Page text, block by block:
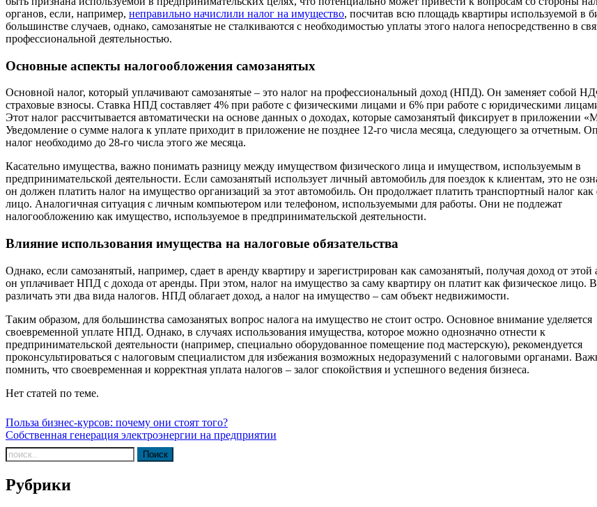
органов, если, например, неправильно начислили налог на имущество, посчитав всю площадь квартиры используемой в
большинстве случаев, однако, самозанятые не сталкиваются с необходимостью уплаты этого налога непосредственно в
профессиональной деятельностью.
Основные аспекты налогообложения самозанятых
Основной налог, который уплачивают самозанятые – это налог на профессиональный доход (НПД). Он заменяет собой
страховые взносы. Ставка НПД составляет 4% при работе с физическими лицами и 6% при работе с юридическими
Этот налог рассчитывается автоматически на основе данных о доходах, которые самозанятый фиксирует в приложении
Уведомление о сумме налога к уплате приходит в приложение не позднее 12-го числа месяца, следующего за отчетным.
налог необходимо до 28-го числа этого же месяца.
Касательно имущества, важно понимать разницу между имуществом физического лица и имуществом, используемым в
предпринимательской деятельности. Если самозанятый использует личный автомобиль для поездок к клиентам, это не
он должен платить налог на имущество организаций за этот автомобиль. Он продолжает платить транспортный налог как
лицо. Аналогичная ситуация с личным компьютером или телефоном, используемыми для работы. Они не подлежат
налогообложению как имущество, используемое в предпринимательской деятельности.
Влияние использования имущества на налоговые обязательства
Однако, если самозанятый, например, сдает в аренду квартиру и зарегистрирован как самозанятый, получая доход от этой
он уплачивает НПД с дохода от аренды. При этом, налог на имущество за саму квартиру он платит как физическое лицо.
различать эти два вида налогов. НПД облагает доход, а налог на имущество – сам объект недвижимости.
Таким образом, для большинства самозанятых вопрос налога на имущество не стоит остро. Основное внимание уделяется
своевременной уплате НПД. Однако, в случаях использования имущества, которое можно однозначно отнести к
предпринимательской деятельности (например, специально оборудованное помещение под мастерскую), рекомендуется
проконсультироваться с налоговым специалистом для избежания возможных недоразумений с налоговыми органами.
помнить, что своевременная и корректная уплата налогов – залог спокойствия и успешного ведения бизнеса.
Нет статей по теме.
Навигация
по
записям
Польза бизнес-курсов: почему они стоят того?
Собственная генерация электроэнергии на предприятии
Рубрики